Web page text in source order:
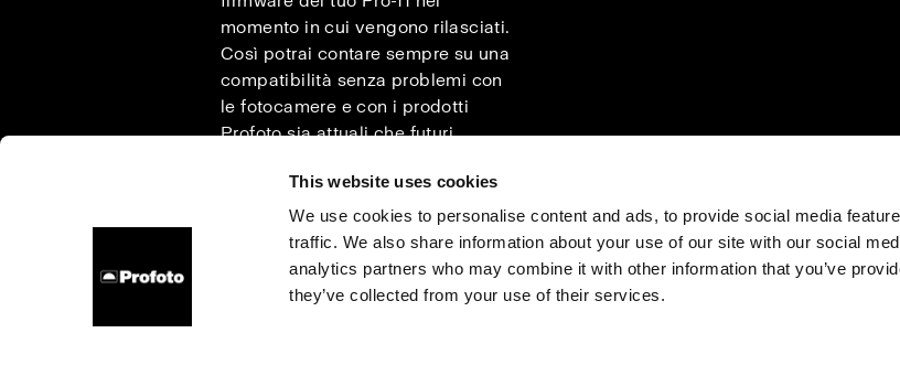
This website uses cookies
We use cookies to personalise content and ads, to provide social media
traffic. We also share information about your use of our site with our social
analytics partners who may combine it with other information that you’ve
they’ve collected from your use of their services.
momento in cui vengono rilasciati.
Così potrai contare sempre su una
compatibilità senza problemi con
le fotocamere e con i prodotti
Profoto sia attuali che futuri.
Chi siamo Contatti Assistenza Opportunità di lavoro Stampa Investitori Share the Light